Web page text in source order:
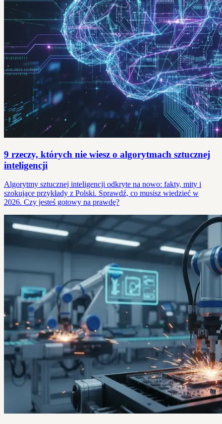
9 rzeczy, których nie wiesz o algorytmach sztucznej
inteligencji
Algorytmy sztucznej inteligencji odkryte na nowo: fakty, mity i
szokujące przykłady z Polski. Sprawdź, co musisz wiedzieć w
2026. Czy jesteś gotowy na prawdę?